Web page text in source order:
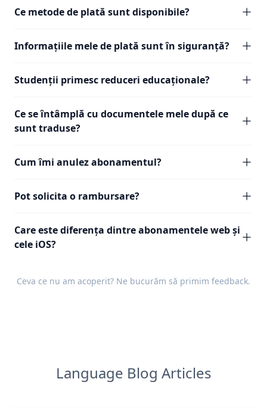
Ce metode de plată sunt disponibile?
Informațiile mele de plată sunt în siguranță?
Studenții primesc reduceri educaționale?
Ce se întâmplă cu documentele mele după ce
sunt traduse?
Cum îmi anulez abonamentul?
Pot solicita o rambursare?
Care este diferența dintre abonamentele web și
cele iOS?
Ceva ce nu am acoperit? Ne bucurăm să primim feedback.
Language Blog Articles